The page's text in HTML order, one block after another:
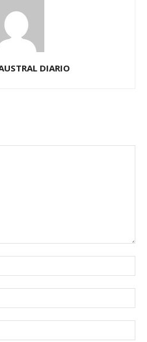
DIARIO